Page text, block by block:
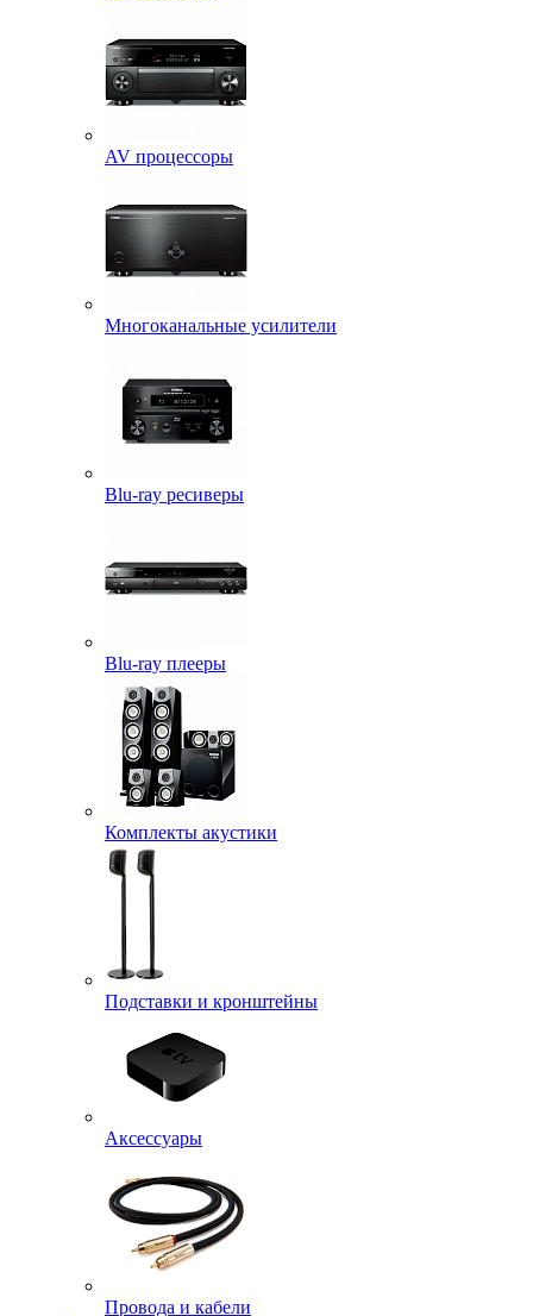
AV процессоры
Многоканальные усилители
Blu-ray ресиверы
Blu-ray плееры
Комплекты акустики
Подставки и кронштейны
Аксессуары
Провода и кабели